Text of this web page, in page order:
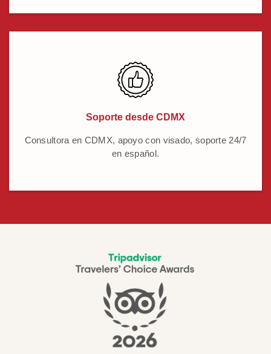
Soporte desde CDMX
Consultora en CDMX, apoyo con visado, soporte 24/7
en español.